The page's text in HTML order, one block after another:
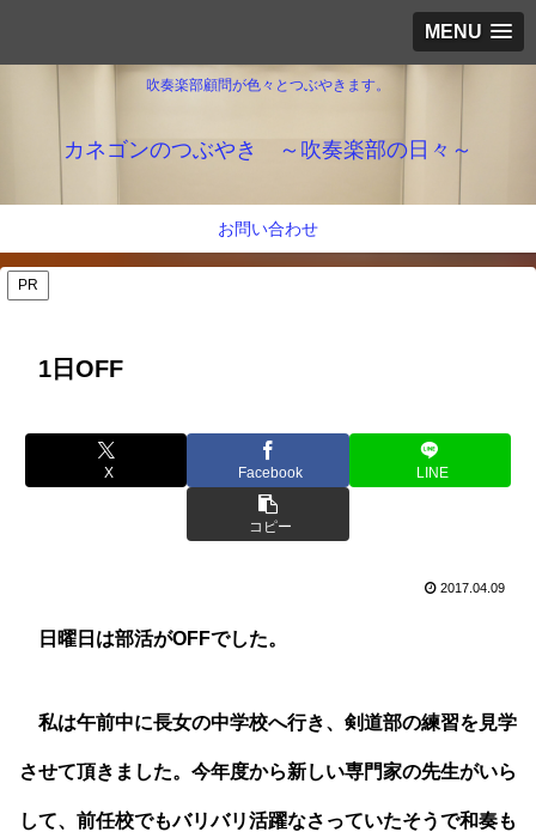
MENU
吹奏楽部顧問が色々とつぶやきます。
カネゴンのつぶやき ～吹奏楽部の日々～
お問い合わせ
PR
1日OFF
X Facebook LINE
コピー
2017.04.09
日曜日は部活がOFFでした。
私は午前中に長女の中学校へ行き、剣道部の練習を見学
させて頂きました。今年度から新しい専門家の先生がいら
して、前任校でもバリバリ活躍なさっていたそうで和奏も